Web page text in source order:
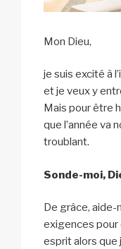
Mon Dieu,
je suis excité à
et je veux y
Mais pour être
que l’année va
troublant.
Sonde-moi,
De grâce, aide-
exigences pour
esprit alors que